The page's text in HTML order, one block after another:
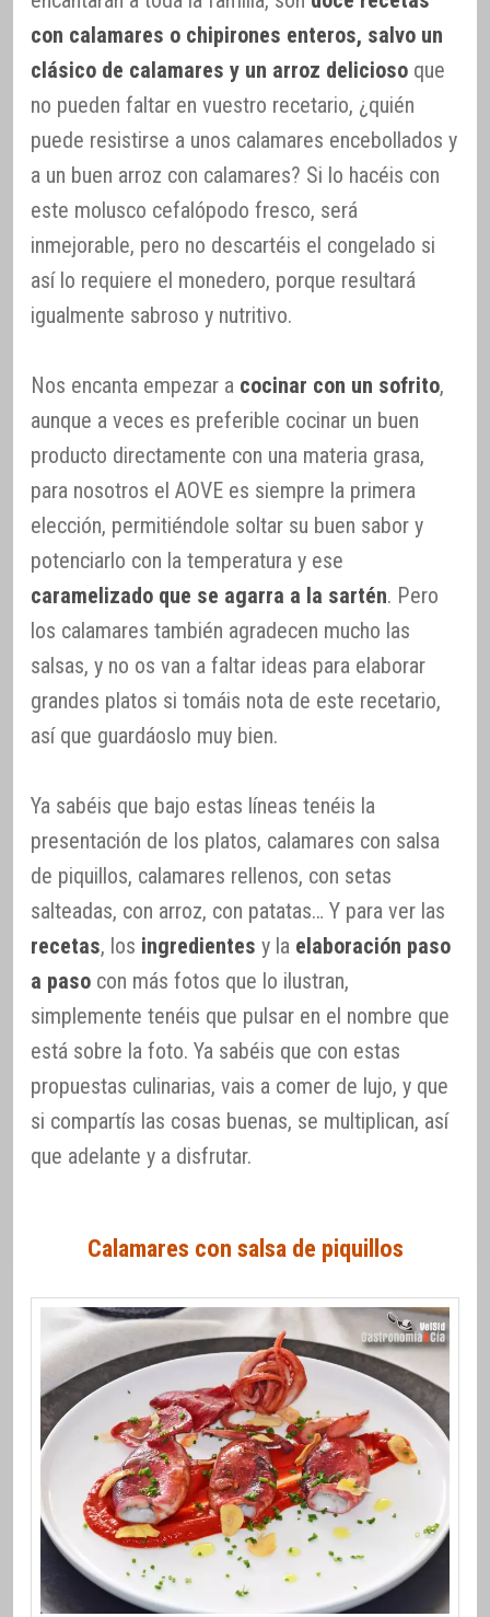
con calamares o chipirones enteros, salvo un
clásico de calamares y un arroz delicioso que
no pueden faltar en vuestro recetario, ¿quién
puede resistirse a unos calamares encebollados y
a un buen arroz con calamares? Si lo hacéis con
este molusco cefalópodo fresco, será
inmejorable, pero no descartéis el congelado si
así lo requiere el monedero, porque resultará
igualmente sabroso y nutritivo.
Nos encanta empezar a cocinar con un sofrito,
aunque a veces es preferible cocinar un buen
producto directamente con una materia grasa,
para nosotros el AOVE es siempre la primera
elección, permitiéndole soltar su buen sabor y
potenciarlo con la temperatura y ese
caramelizado que se agarra a la sartén. Pero
los calamares también agradecen mucho las
salsas, y no os van a faltar ideas para elaborar
grandes platos si tomáis nota de este recetario,
así que guardáoslo muy bien.
Ya sabéis que bajo estas líneas tenéis la
presentación de los platos, calamares con salsa
de piquillos, calamares rellenos, con setas
salteadas, con arroz, con patatas… Y para ver las
recetas, los ingredientes y la elaboración paso
a paso con más fotos que lo ilustran,
simplemente tenéis que pulsar en el nombre que
está sobre la foto. Ya sabéis que con estas
propuestas culinarias, vais a comer de lujo, y que
si compartís las cosas buenas, se multiplican, así
que adelante y a disfrutar.
Calamares con salsa de piquillos